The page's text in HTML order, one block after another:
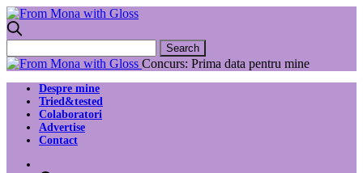
Concurs: Prima data pentru mine
Despre mine
Tried&tested
Colaboratori
Advertise
Contact